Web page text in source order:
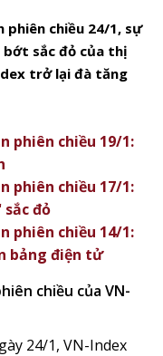
chiều 24/1, sự
sắc đỏ của thị
trở lại đà tăng
phiên chiều 19/1:
phiên chiều 17/1:
đỏ
phiên chiều 14/1:
bảng điện tử
chiều của VN-
24/1, VN-Index